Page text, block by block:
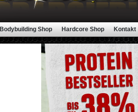
Bodybuilding Shop Hardcore Shop Kontakt